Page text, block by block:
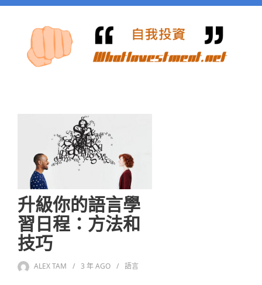
升級你的語言學
習日程：方法和
技巧
ALEX TAM 3 年AGO 語言